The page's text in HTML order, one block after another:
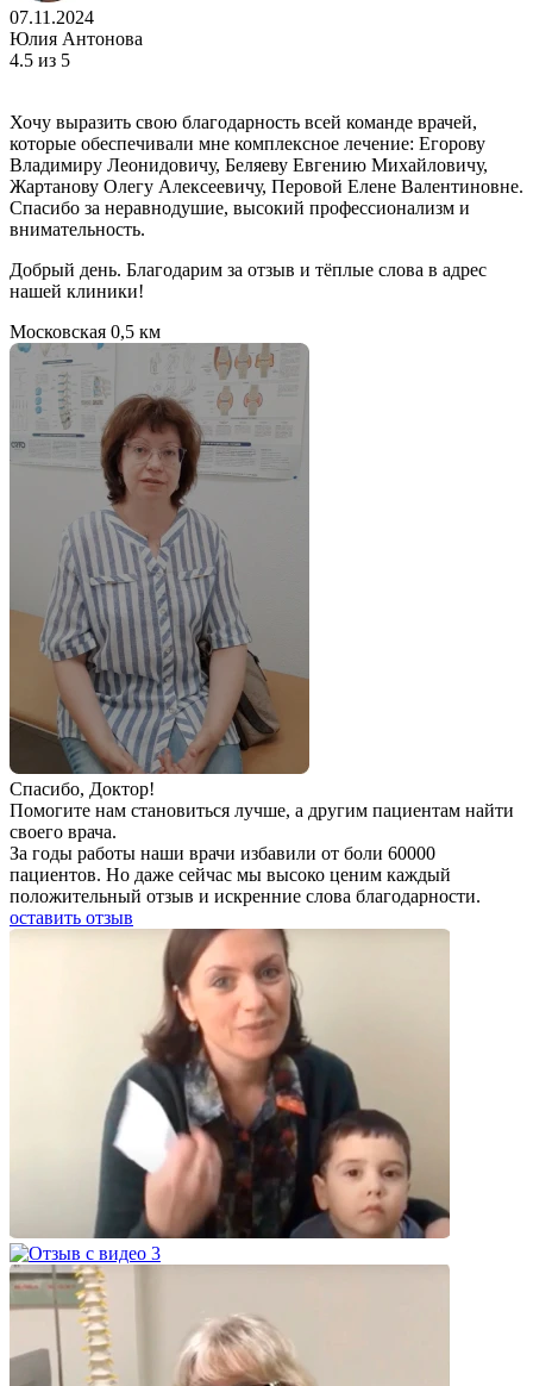
07.11.2024
Юлия Антонова
4.5 из 5
Хочу выразить свою благодарность всей команде врачей,
которые обеспечивали мне комплексное лечение: Егорову
Владимиру Леонидовичу, Беляеву Евгению Михайловичу,
Жартанову Олегу Алексеевичу, Перовой Елене Валентиновне.
Спасибо за неравнодушие, высокий профессионализм и
внимательность.
Добрый день. Благодарим за отзыв и тёплые слова в адрес
нашей клиники!
Московская 0,5 км
Спаcибо, Доктор!
Помогите нам становиться лучше, а другим пациентам найти
своего врача.
За годы работы наши врачи избавили от боли 60000
пациентов. Но даже сейчас мы высоко ценим каждый
положительный отзыв и искренние слова благодарности.
оставить отзыв